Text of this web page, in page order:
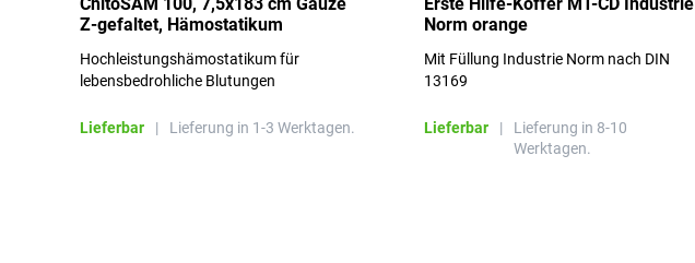
Z-gefaltet, Hämostatikum
Hochleistungshämostatikum für
lebensbedrohliche Blutungen
Lieferbar | Lieferung in 1-3 Werktagen.
Norm orange
Mit Füllung Industrie Norm nach DIN
13169
Lieferbar |
Lieferung in 8-10
Werktagen.